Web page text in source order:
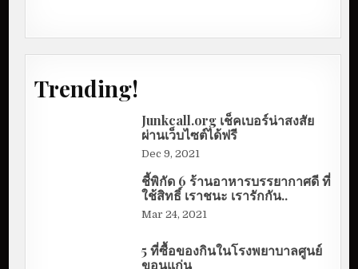
Trending!
Junkcall.org เช็คเบอร์น่าสงสัย
ผ่านเว็บไซต์ได้ฟรี
Dec 9, 2021
ชี้พิกัด 6 ร้านอาหารบรรยากาศดี ที่
ใช้สิทธิ์ เราชนะ เรารักกัน..
Mar 24, 2021
5 ที่ซื้อของกินในโรงพยาบาลศูนย์
ขอนแก่น